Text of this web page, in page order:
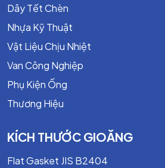
ABS - TEADIT TF 1590
BAM - TEADIT TF 1590
DVGW - TEADIT TF 1590
PHARMA & FOOD - TEADIT TF 1590
HOBT - TEADIT TF 1590
HOBT2 - TEADIT TF 1590
Dây Tết Chèn
Nhựa Kỹ Thuật
Vật Liệu Chịu Nhiệt
Van Công Nghiệp
Phụ Kiện Ống
Thương Hiệu
KÍCH THƯỚC GIOĂNG
Flat Gasket JIS B2404